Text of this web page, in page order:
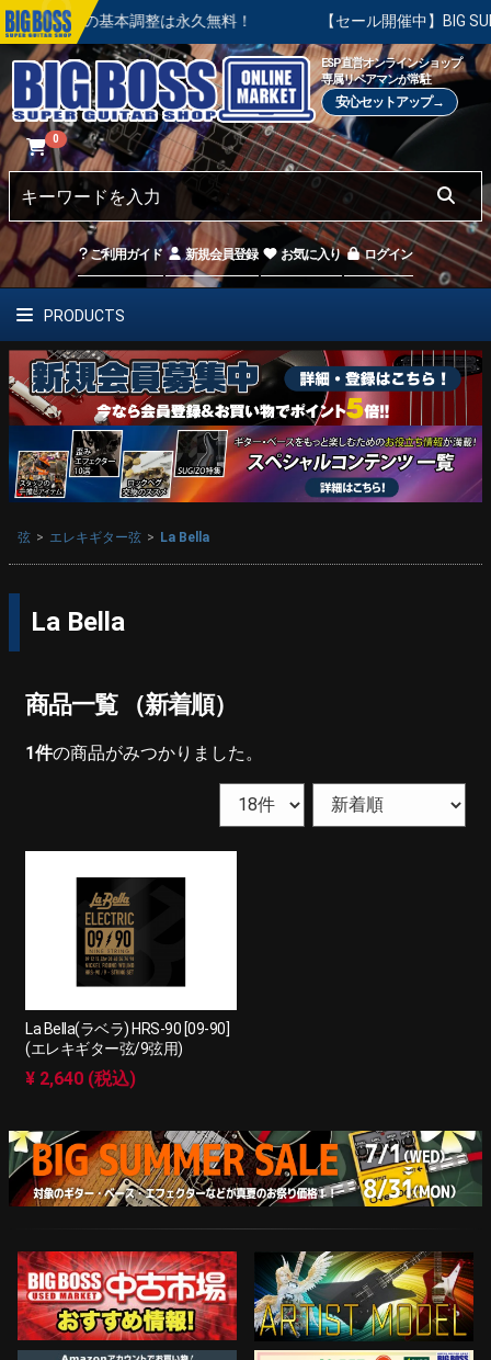
後の基本調整は永久無料！ 【セール開催中】BIG
ESP直営オンラインショップ
専属リペアマンが常駐
安心セットアップ→
0
ご利用ガイド 新規会員登録 お気に入り ログイン
PRODUCTS
弦 エレキギター弦 La Bella
La Bella
商品一覧 （新着順）
1件の商品がみつかりました。
La Bella(ラベラ) HRS-90 [09-90]
(エレキギター弦/9弦用)
¥ 2,640 (税込)